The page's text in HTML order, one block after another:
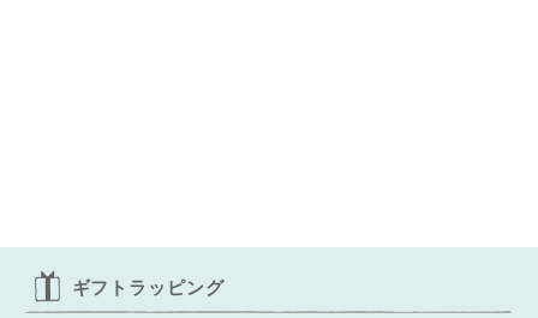
ギフトラッピング